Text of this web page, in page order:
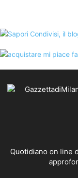
Quotidiano on line